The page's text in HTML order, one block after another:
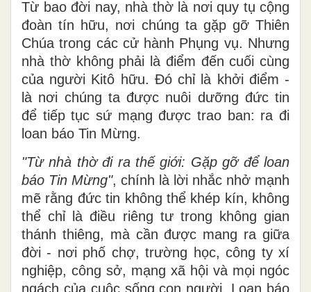
Từ bao đời nay, nhà thờ là nơi quy tụ cộng
đoàn tín hữu, nơi chúng ta gặp gỡ Thiên
Chúa trong các cử hành Phụng vụ. Nhưng
nhà thờ không phải là điểm đến cuối cùng
của người Kitô hữu. Đó chỉ là khởi điểm -
là nơi chúng ta được nuôi dưỡng đức tin
để tiếp tục sứ mạng được trao ban: ra đi
loan báo Tin Mừng.
"Từ nhà thờ đi ra thế giới: Gặp gỡ để loan
báo Tin Mừng", chính là lời nhắc nhở mạnh
mẽ rằng đức tin không thể khép kín, không
thể chỉ là điều riêng tư trong không gian
thánh thiêng, mà cần được mang ra giữa
đời - nơi phố chợ, trường học, công ty xí
nghiệp, công sở, mạng xã hội và mọi ngóc
ngách của cuộc sống con người. Loan báo